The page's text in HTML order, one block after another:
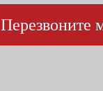
Перезвоните